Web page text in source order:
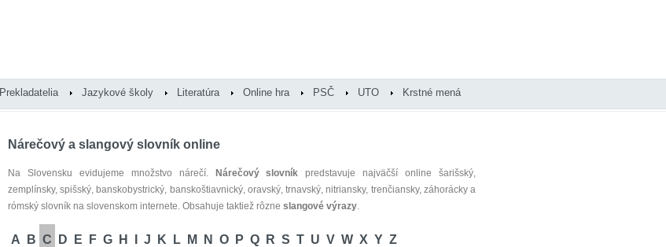
Prekladatelia Jazykové školy Literatúra Online hra PSČ UTO Krstné mená
Nárečový a slangový slovník online
Na Slovensku evidujeme množstvo nárečí. Nárečový slovník predstavuje najväčší online šarišský,
zemplínsky, spišský, banskobystrický, banskoštiavnický, oravský, trnavský, nitriansky, trenčiansky, záhorácky a
rómský slovník na slovenskom internete. Obsahuje taktiež rôzne slangové výrazy.
A B C D E F G H J K L M N O P Q R S T U V W X Y Z